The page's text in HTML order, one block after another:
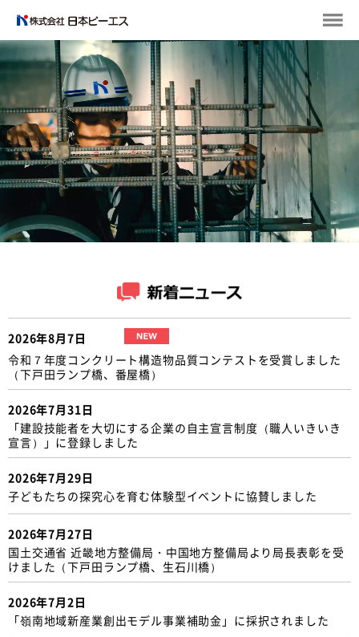
2026年8月7日
令和７年度コンクリート構造物品質コンテストを受賞しました
（下戸田ランプ橋、番屋橋）
2026年7月31日
「建設技能者を大切にする企業の自主宣言制度（職人いきいき
宣言）」に登録しました
2026年7月29日
子どもたちの探究心を育む体験型イベントに協賛しました
2026年7月27日
国土交通省 近畿地方整備局・中国地方整備局より局長表彰を受
けました（下戸田ランプ橋、生石川橋）
2026年7月2日
「嶺南地域新産業創出モデル事業補助金」に採択されました